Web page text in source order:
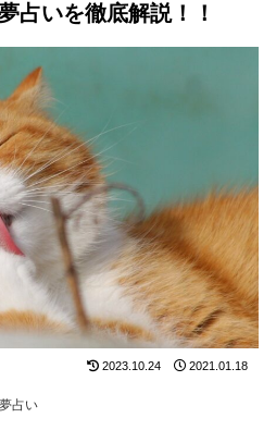
占いを徹底解説！！
2023.10.24 2021.01.18
夢占い